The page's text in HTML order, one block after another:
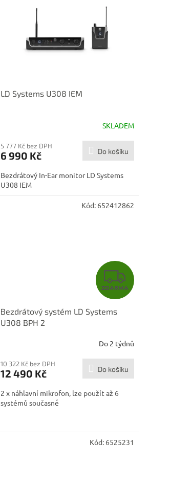
LD Systems U308 IEM
SKLADEM
5 777 Kč bez DPH
6 990 Kč Do košíku
Bezdrátový In-Ear monitor LD Systems
U308 IEM
Z
D
R
M
A
ZDARMA
Bezdrátový systém LD Systems
U308 BPH 2
Do 2 týdnů
10 322 Kč bez DPH
12 490 Kč Do košíku
2 x náhlavní mikrofon, lze použít až 6
systémů současně
Kód: 652412862
Kód: 6525231